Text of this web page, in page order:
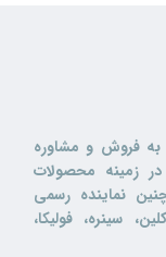
پوست من از سال 1396 اقدام به فروش و مشاوره
زمینه محصولات
نماینده رسمی
سینره، فولیکا،